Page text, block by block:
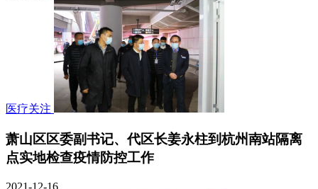
医疗关注
萧山区区委副书记、代区长姜永柱到杭州南站隔离
点实地检查疫情防控工作
2021-12-16